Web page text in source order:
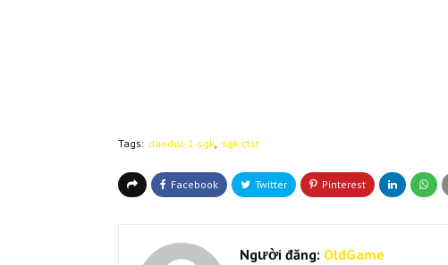
Tags: daoduc-1-sgk sgk-ctst
Người đăng: OldGame